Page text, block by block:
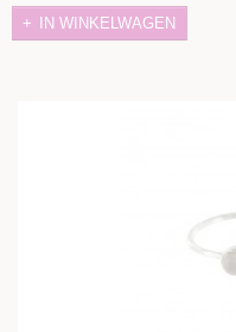
IN WINKELWAGEN